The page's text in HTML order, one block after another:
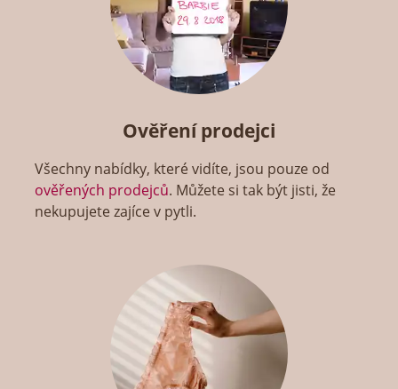
Ověření prodejci
Všechny nabídky, které vidíte, jsou pouze od
ověřených prodejců. Můžete si tak být jisti, že
nekupujete zajíce v pytli.